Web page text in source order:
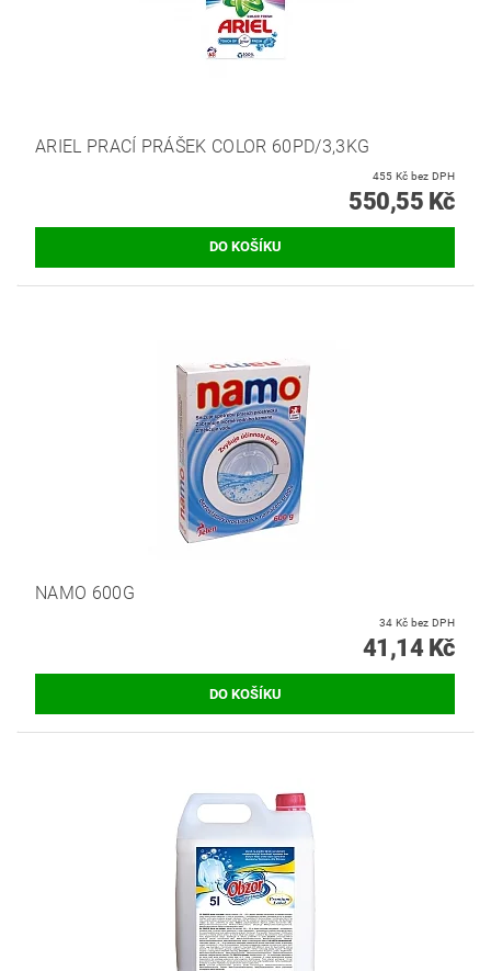
ARIEL PRACÍ PRÁŠEK COLOR 60PD/3,3KG
455 Kč bez DPH
550,55 Kč
NAMO 600G
34 Kč bez DPH
41,14 Kč